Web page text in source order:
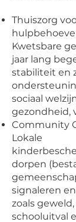
Thuiszorg
Kwetsbare
jaar lang
stabiliteit en
sociaal
gezondheid,
Community
Lokale
dorpen
signaleren
zoals
schooluitval